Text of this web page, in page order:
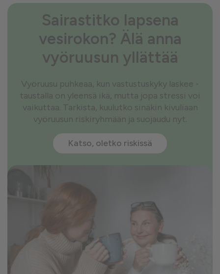
Sairastitko lapsena
vesirokon? Älä anna
vyöruusun yllättää
Vyöruusu puhkeaa, kun vastustuskyky laskee -
taustalla on yleensä ikä, mutta jopa stressi voi
vaikuttaa. Tarkista, kuulutko sinäkin kivuliaan
vyöruusun riskiryhmään ja suojaudu nyt.
Katso, oletko riskissä